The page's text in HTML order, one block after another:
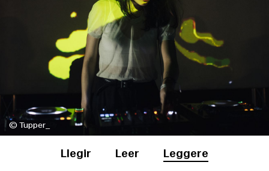
© Tupper_
Llegir Leer Leggere